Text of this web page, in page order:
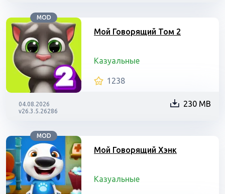
MOD
Мой Говорящий Том 2
Казуальные
1238
04.08.2026
v26.3.5.26286
230 MB
MOD
Мой Говорящий Хэнк
Казуальные